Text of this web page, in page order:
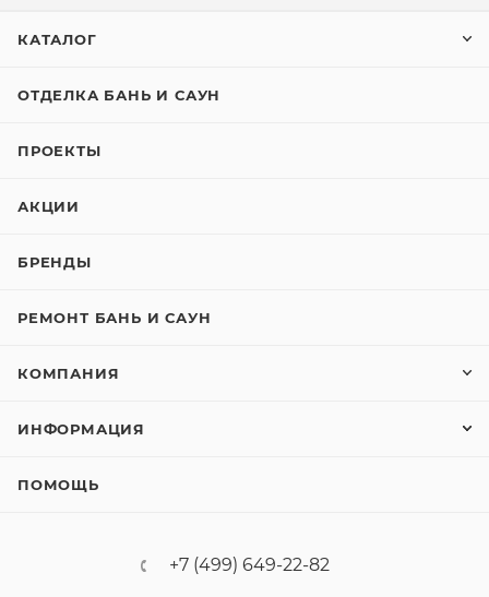
КАТАЛОГ
ОТДЕЛКА БАНЬ И САУН
ПРОЕКТЫ
АКЦИИ
БРЕНДЫ
РЕМОНТ БАНЬ И САУН
КОМПАНИЯ
ИНФОРМАЦИЯ
ПОМОЩЬ
+7 (499) 649-22-82